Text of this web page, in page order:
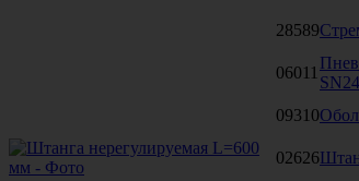
28589
06011
09310
02626